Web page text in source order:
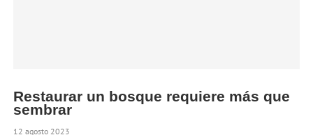
Restaurar un bosque requiere más que
sembrar
12 agosto 2023